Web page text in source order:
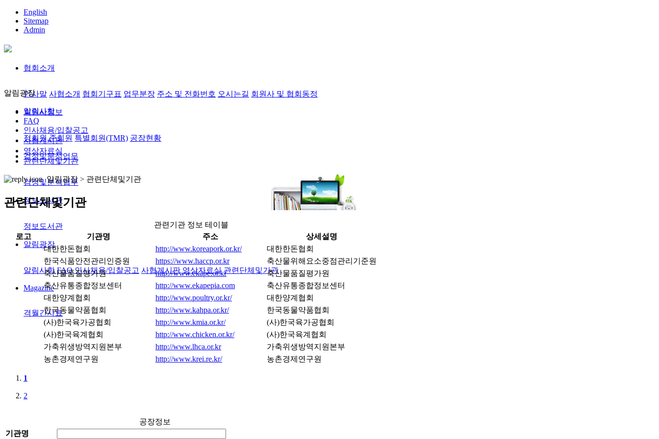
English
Sitemap
Admin
협회소개
인사말 사협소개 협회기구표 업무분장 주소 및 전화번호 오시는길 회원사 및 협회동정
회원사정보
정회원,준회원 특별회원(TMR) 공장현황
검정및분석업무
검정및분석업무
정보도서관
정보도서관
알림광장
알림사항 FAQ 인사채용/입찰공고 사협게시판 영상자료실 관련단체및기관
Magazine
격월간사료
알림광장
알림사항
FAQ
인사채용/입찰공고
사협게시판
영상자료실
관련단체및기관
알림광장 > 관련단체및기관
관련단체및기관
관련기관 정보 테이블
로고
기관명 주소
상세설명
대한한돈협회
http://www.koreapork.or.kr/
대한한돈협회
한국식품안전관리인증원
https://www.haccp.or.kr
축산물위해요소중점관리기준원
축산물품질평가원
http://www.ekape.or.kr
축산물품질평가원
축산유통종합정보센터
http://www.ekapepia.com
축산유통종합정보센터
대한양계협회
http://www.poultry.or.kr/
대한양계협회
한국동물약품협회
http://www.kahpa.or.kr/
한국동물약품협회
(사)한국육가공협회
http://www.kmia.or.kr/
(사)한국육가공협회
(사)한국육계협회
http://www.chicken.or.kr/
(사)한국육계협회
가축위생방역지원본부
http://www.lhca.or.kr
가축위생방역지원본부
농촌경제연구원
http://www.krei.re.kr/ 농촌경제연구원
1
2
공장정보
기관명